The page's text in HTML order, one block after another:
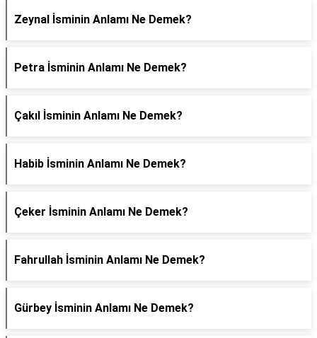
Zeynal İsminin Anlamı Ne Demek?
Petra İsminin Anlamı Ne Demek?
Çakıl İsminin Anlamı Ne Demek?
Habib İsminin Anlamı Ne Demek?
Çeker İsminin Anlamı Ne Demek?
Fahrullah İsminin Anlamı Ne Demek?
Gürbey İsminin Anlamı Ne Demek?